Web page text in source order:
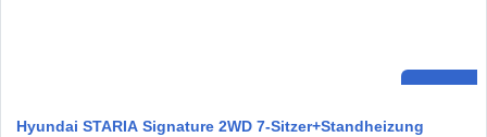
Hyundai STARIA Signature 2WD 7-Sitzer+Standheizung